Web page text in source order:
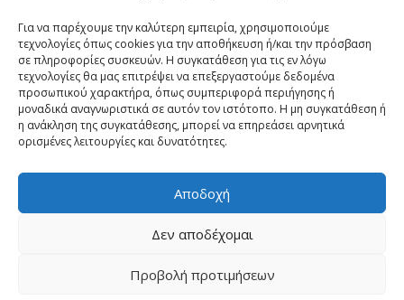
Για να παρέχουμε την καλύτερη εμπειρία, χρησιμοποιούμε
τεχνολογίες όπως cookies για την αποθήκευση ή/και την πρόσβαση
σε πληροφορίες συσκευών. Η συγκατάθεση για τις εν λόγω
τεχνολογίες θα μας επιτρέψει να επεξεργαστούμε δεδομένα
προσωπικού χαρακτήρα, όπως συμπεριφορά περιήγησης ή
μοναδικά αναγνωριστικά σε αυτόν τον ιστότοπο. Η μη συγκατάθεση ή
η ανάκληση της συγκατάθεσης, μπορεί να επηρεάσει αρνητικά
ορισμένες λειτουργίες και δυνατότητες.
Αποδοχή
Δεν αποδέχομαι
Προβολή προτιμήσεων